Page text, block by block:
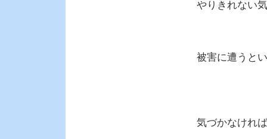
やりきれない
被害に遭うと
気づかなけれ